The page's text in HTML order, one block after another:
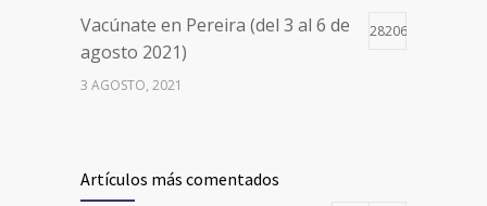
Vacúnate en Pereira (del 3 al 6 de
agosto 2021)
28206
3 AGOSTO, 2021
de agosto 2021) mayores de 20
años
Artículos más comentados